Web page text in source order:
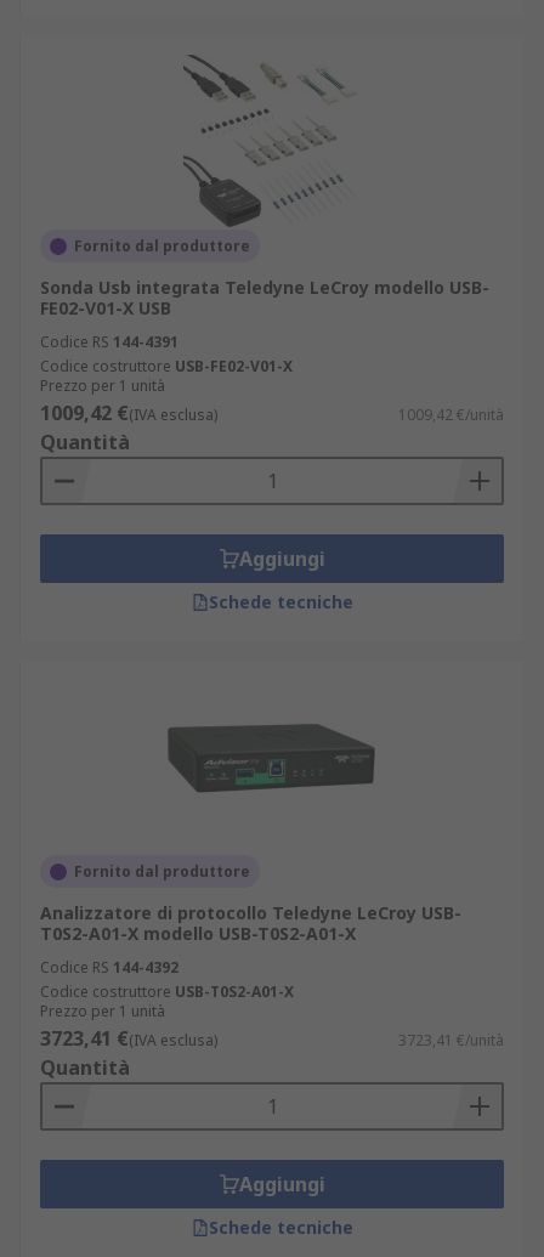
Fornito dal produttore
Sonda Usb integrata Teledyne LeCroy modello USB-
FE02-V01-X USB
Codice RS 144-4391
Codice costruttore USB-FE02-V01-X
Prezzo per 1 unità
1009,42 €(IVA esclusa) 1009,42 €/unità
Quantità
Aggiungi
Schede tecniche
Fornito dal produttore
Analizzatore di protocollo Teledyne LeCroy USB-
T0S2-A01-X modello USB-T0S2-A01-X
Codice RS 144-4392
Codice costruttore USB-T0S2-A01-X
Prezzo per 1 unità
3723,41 €(IVA esclusa) 3723,41 €/unità
Quantità
Aggiungi
Schede tecniche